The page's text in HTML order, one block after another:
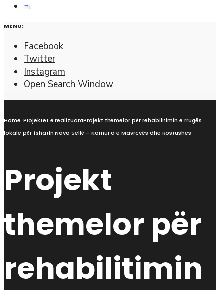
MENU:
Facebook
Twitter
Instagram
Open Search Window
Home Projektet e realizuaraProjekt themelor për rehabilitimin e rrugës
lokale për fshatin Novo Sellë – Komuna e Mavrovës dhe Rostushes
Projekt
themelor për
rehabilitimin